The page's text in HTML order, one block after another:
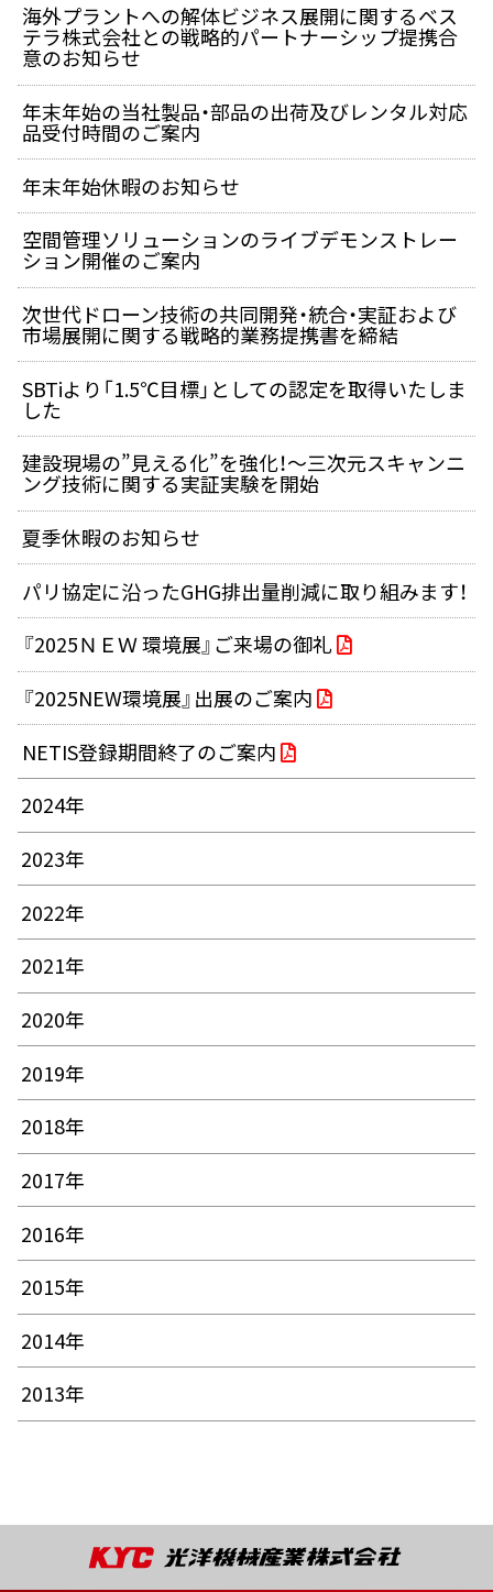
海外プラントへの解体ビジネス展開に関するベス
テラ株式会社との戦略的パートナーシップ提携合
意のお知らせ
年末年始の当社製品・部品の出荷及びレンタル対応
品受付時間のご案内
年末年始休暇のお知らせ
空間管理ソリューションのライブデモンストレー
ション開催のご案内
次世代ドローン技術の共同開発・統合・実証および
市場展開に関する戦略的業務提携書を締結
SBTiより「1.5℃目標」としての認定を取得いたしま
した
建設現場の”見える化”を強化！～三次元スキャンニ
ング技術に関する実証実験を開始
夏季休暇のお知らせ
パリ協定に沿ったGHG排出量削減に取り組みます！
『2025ＮＥＷ 環境展』ご来場の御礼
『2025NEW環境展』出展のご案内
NETIS登録期間終了のご案内
2024年
2023年
2022年
2021年
2020年
2019年
2018年
2017年
2016年
2015年
2014年
2013年